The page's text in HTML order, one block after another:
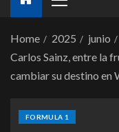
Home 2025 junio
Carlos Sainz, entre la
cambiar su destino en
FORMULA 1